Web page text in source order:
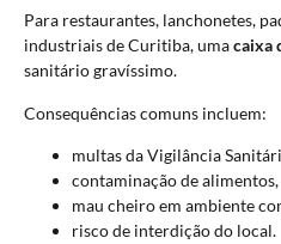
Para restaurantes, lanchonetes,
industriais de Curitiba, umacaixa
sanitário gravíssimo.
Consequências comuns incluem:
multas da Vigilância
contaminação de alimentos,
mau cheiro em ambiente
risco de interdição do local.